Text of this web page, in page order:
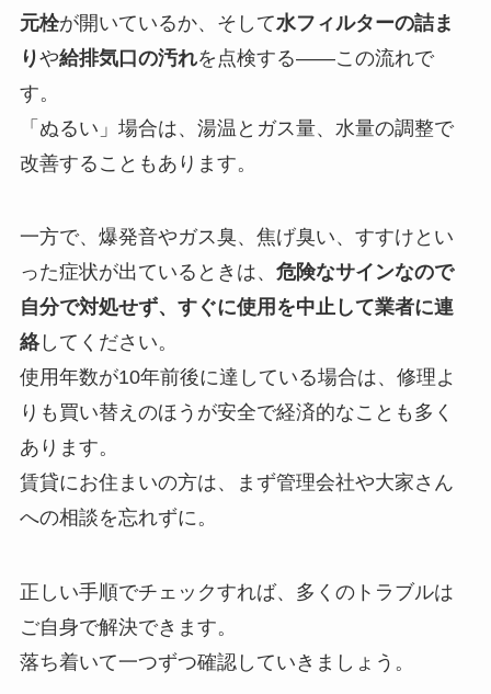
元栓が開いているか、そして水フィルターの詰ま
りや給排気口の汚れを点検する――この流れで
す。
「ぬるい」場合は、湯温とガス量、水量の調整で
改善することもあります。
一方で、爆発音やガス臭、焦げ臭い、すすけとい
った症状が出ているときは、 危険なサインなので
自分で対処せず、すぐに使用を中止して業者に連
絡してください。
使用年数が10年前後に達している場合は、修理よ
りも買い替えのほうが安全で経済的なことも多く
あります。
賃貸にお住まいの方は、まず管理会社や大家さん
への相談を忘れずに。
正しい手順でチェックすれば、多くのトラブルは
ご自身で解決できます。
落ち着いて一つずつ確認していきましょう。